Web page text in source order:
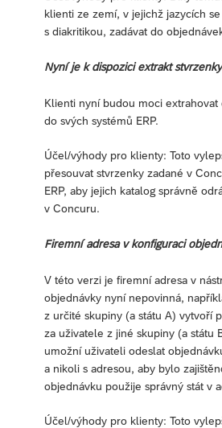
klienti ze zemí, v jejichž jazycích
s diakritikou, zadávat do
Nyní je k dispozici extrakt stvrzenky
Klienti nyní budou moci extrahovat
do svých systémů ERP.
Účel/výhody pro klienty: Toto
přesouvat stvrzenky zadané v
ERP, aby jejich katalog správně
v Concuru.
Firemní adresa v konfiguraci
V této verzi je firemní adresa v
objednávky nyní nepovinná,
z určité skupiny (a státu A) vytvoří
za uživatele z jiné skupiny (a státu
umožní uživateli odeslat
a nikoli s adresou, aby bylo
objednávku použije správný stát v
Účel/výhody pro klienty: Toto